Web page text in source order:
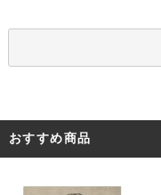
おすすめ商品